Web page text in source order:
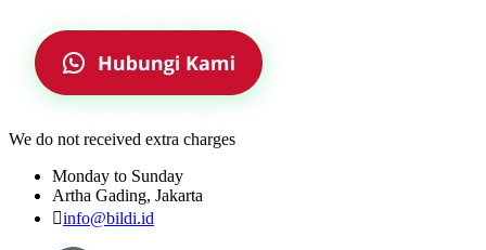
We do not received extra charges
Monday to Sunday
Artha Gading, Jakarta
info@bildi.id